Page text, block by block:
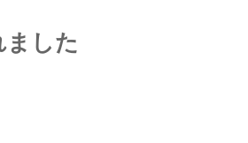
ました